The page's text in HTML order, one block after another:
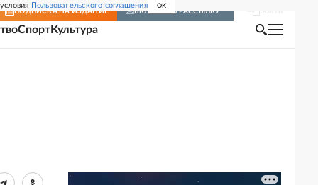
Пользовательского соглашения OK
ПОДПИСКА НА ИЗДАНИЕ ВКЛЮЧИТЬ РАССЫЛКУ
СпортКультура